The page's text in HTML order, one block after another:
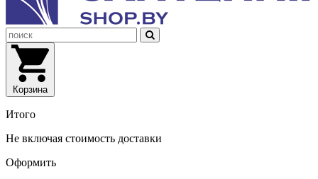
Корзина
Итого
Не включая стоимость доставки
Оформить